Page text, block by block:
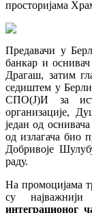
просторијама
Предавачи у
банкар и
Драгаш, затим
седиштем у
СПО(Ј)И за
организације,
један од
од излагача био
Добривоје Ш
раду.
На промоцијама
су
интеграционог